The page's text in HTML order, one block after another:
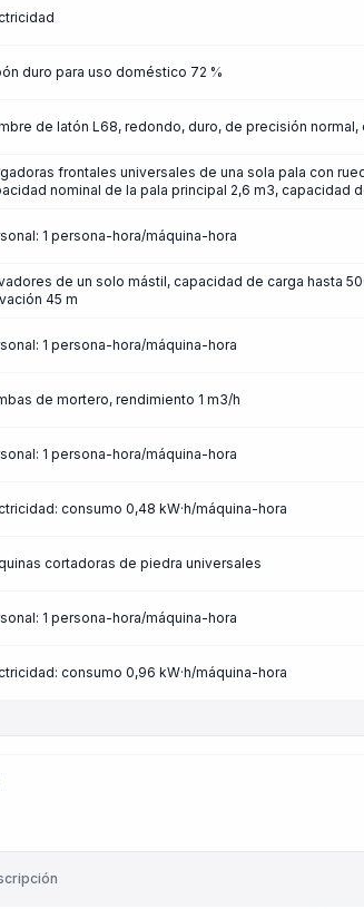
duro para uso doméstico 72 %
de latón L68, redondo, duro, de precisión normal,
frontales universales de una sola pala con
nominal de la pala principal 2,6 m3, capacidad
1 persona-hora/máquina-hora
de un solo mástil, capacidad de carga hasta
45 m
1 persona-hora/máquina-hora
de mortero, rendimiento 1 m3/h
1 persona-hora/máquina-hora
consumo 0,48 kW·h/máquina-hora
cortadoras de piedra universales
1 persona-hora/máquina-hora
consumo 0,96 kW·h/máquina-hora